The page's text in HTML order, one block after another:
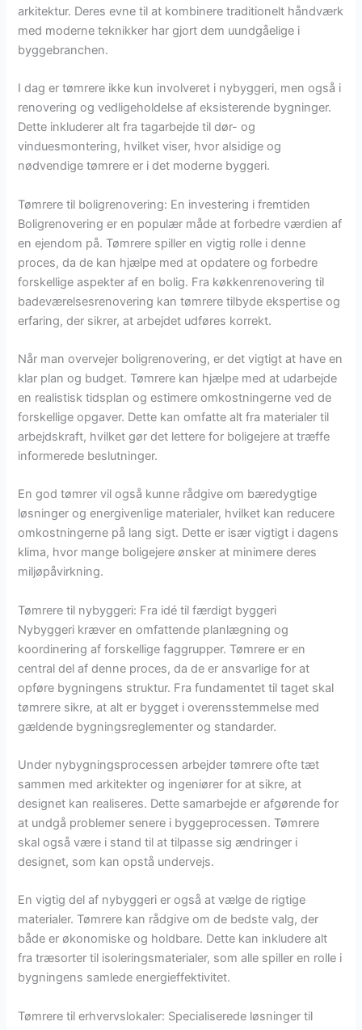
arkitektur. Deres evne til at kombinere traditionelt håndværk
med moderne teknikker har gjort dem uundgåelige i
byggebranchen.
I dag er tømrere ikke kun involveret i nybyggeri, men også i
renovering og vedligeholdelse af eksisterende bygninger.
Dette inkluderer alt fra tagarbejde til dør- og
vinduesmontering, hvilket viser, hvor alsidige og
nødvendige tømrere er i det moderne byggeri.
Tømrere til boligrenovering: En investering i fremtiden
Boligrenovering er en populær måde at forbedre værdien af
en ejendom på. Tømrere spiller en vigtig rolle i denne
proces, da de kan hjælpe med at opdatere og forbedre
forskellige aspekter af en bolig. Fra køkkenrenovering til
badeværelsesrenovering kan tømrere tilbyde ekspertise og
erfaring, der sikrer, at arbejdet udføres korrekt.
Når man overvejer boligrenovering, er det vigtigt at have en
klar plan og budget. Tømrere kan hjælpe med at udarbejde
en realistisk tidsplan og estimere omkostningerne ved de
forskellige opgaver. Dette kan omfatte alt fra materialer til
arbejdskraft, hvilket gør det lettere for boligejere at træffe
informerede beslutninger.
En god tømrer vil også kunne rådgive om bæredygtige
løsninger og energivenlige materialer, hvilket kan reducere
omkostningerne på lang sigt. Dette er især vigtigt i dagens
klima, hvor mange boligejere ønsker at minimere deres
miljøpåvirkning.
Tømrere til nybyggeri: Fra idé til færdigt byggeri
Nybyggeri kræver en omfattende planlægning og
koordinering af forskellige faggrupper. Tømrere er en
central del af denne proces, da de er ansvarlige for at
opføre bygningens struktur. Fra fundamentet til taget skal
tømrere sikre, at alt er bygget i overensstemmelse med
gældende bygningsreglementer og standarder.
Under nybygningsprocessen arbejder tømrere ofte tæt
sammen med arkitekter og ingeniører for at sikre, at
designet kan realiseres. Dette samarbejde er afgørende for
at undgå problemer senere i byggeprocessen. Tømrere
skal også være i stand til at tilpasse sig ændringer i
designet, som kan opstå undervejs.
En vigtig del af nybyggeri er også at vælge de rigtige
materialer. Tømrere kan rådgive om de bedste valg, der
både er økonomiske og holdbare. Dette kan inkludere alt
fra træsorter til isoleringsmaterialer, som alle spiller en rolle i
bygningens samlede energieffektivitet.
Tømrere til erhvervslokaler: Specialiserede løsninger til